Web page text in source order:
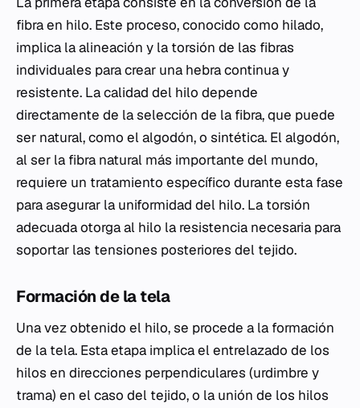
fibra en hilo. Este proceso, conocido como hilado,
implica la alineación y la torsión de las fibras
individuales para crear una hebra continua y
resistente. La calidad del hilo depende
directamente de la selección de la fibra, que puede
ser natural, como el algodón, o sintética. El algodón,
al ser la fibra natural más importante del mundo,
requiere un tratamiento específico durante esta fase
para asegurar la uniformidad del hilo. La torsión
adecuada otorga al hilo la resistencia necesaria para
soportar las tensiones posteriores del tejido.
Formación de la tela
Una vez obtenido el hilo, se procede a la formación
de la tela. Esta etapa implica el entrelazado de los
hilos en direcciones perpendiculares (urdimbre y
trama) en el caso del tejido, o la unión de los hilos